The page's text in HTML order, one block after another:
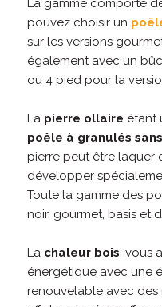
La gamme comporte
pouvez choisir un
sur les versions
également avec un
ou 4 pied pour la
La pierre ollaire étant
poêle à granulés
pierre peut être laquer
développer
Toute la gamme des
noir, gourmet, basis et
La chaleur bois, vous
énergétique avec une
renouvelable avec des